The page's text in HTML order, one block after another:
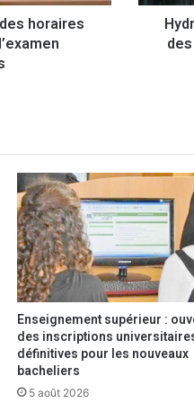
horaires
b
d
R
u
d
2
0
2
6
:
o
Enseignement supérieur :
des inscriptions
définitives pour les nouveaux
bacheliers
5 août 2026